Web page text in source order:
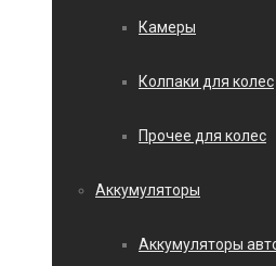
Камеры
Колпаки для колес
Прочее для колес
Аккумуляторы
Аккумуляторы